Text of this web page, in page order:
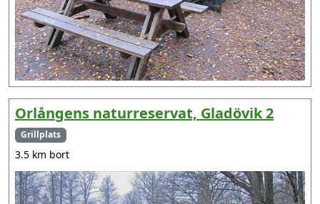
Orlångens naturreservat, Gladövik 2
Grillplats
3.5 km bort